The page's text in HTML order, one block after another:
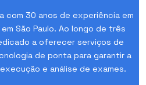
com 30 anos de experiência em
São Paulo. Ao longo de três
a oferecer serviços de
de ponta para garantir a
e análise de exames.